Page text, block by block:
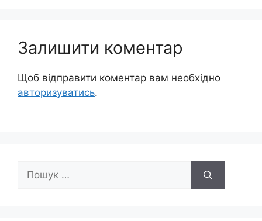
Залишити коментар
Щоб відправити коментар вам необхідно
авторизуватись.
Пошук: